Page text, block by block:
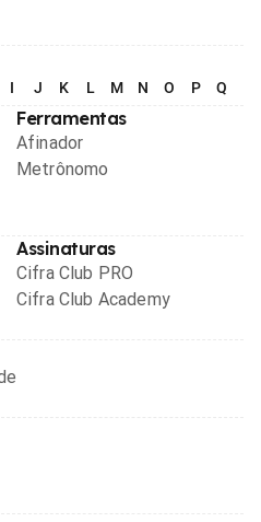
I J K L M N O P Q
Ferramentas
Afinador
Metrônomo
Assinaturas
Cifra Club PRO
Cifra Club Academy